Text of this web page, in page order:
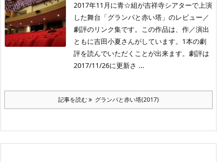
2017年11月に青☆組が吉祥寺シアターで上演
した舞台「グランパと赤い塔」のレビュー／
劇評のリンク集です。この作品は、作／演出
ともに吉田小夏さんがしています。1本の劇
評を読んでいただくことが出来ます。劇評は
2017/11/26に更新さ ...
記事を読む グランパと赤い塔(2017)